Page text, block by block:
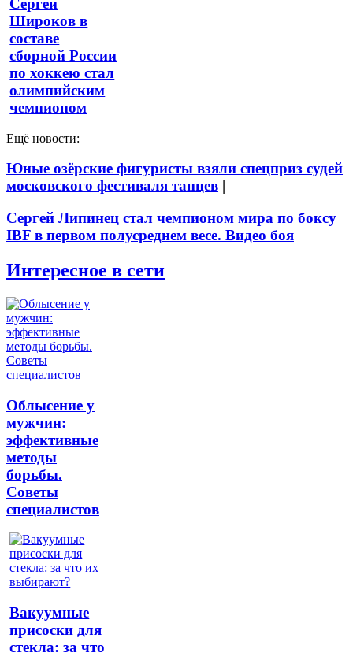
Сергей
Широков в
составе
сборной России
по хоккею стал
олимпийским
чемпионом
Ещё новости:
Юные озёрские фигуристы взяли спецприз судей
московского фестиваля танцев |
Сергей Липинец стал чемпионом мира по боксу
IBF в первом полусреднем весе. Видео боя
Интересное в сети
Облысение у
мужчин:
эффективные
методы
борьбы.
Советы
специалистов
Вакуумные
присоски для
стекла: за что